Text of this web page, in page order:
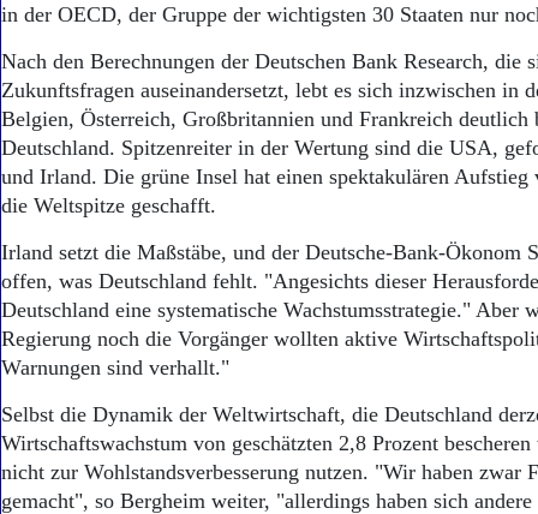
Start
Wer wir sind
Aktuelle Ausgabe
Abonnenten-Login
Abonnent werden
Abo Prämien
Archiv
Mediadaten
Berlin-Brandenburg
Danzig und Westpreußen
Bücher
Datenschutz
in der OECD, der Gruppe der wichtigsten 30 Staaten nur
Nach den Berechnungen der Deutschen Bank Research, die
Zukunftsfragen auseinandersetzt, lebt es sich inzwischen in
Belgien, Österreich, Großbritannien und Frankreich deutlich
Deutschland. Spitzenreiter in der Wertung sind die USA,
und Irland. Die grüne Insel hat einen spektakulären Aufstieg
die Weltspitze geschafft.
Irland setzt die Maßstäbe, und der Deutsche-Bank-Ökonom
offen, was Deutschland fehlt. "Angesichts dieser
Deutschland eine systematische Wachstumsstrategie." Aber
Regierung noch die Vorgänger wollten aktive
Warnungen sind verhallt."
Selbst die Dynamik der Weltwirtschaft, die Deutschland
Wirtschaftswachstum von geschätzten 2,8 Prozent
nicht zur Wohlstandsverbesserung nutzen. "Wir haben zwar
gemacht", so Bergheim weiter, "allerdings haben sich